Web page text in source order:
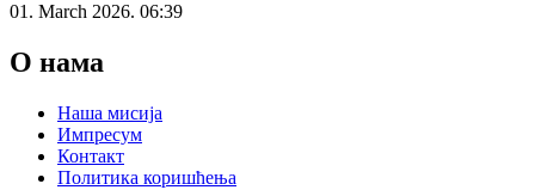
01. March 2026. 06:39
О нама
Наша мисија
Импресум
Контакт
Политика коришћења